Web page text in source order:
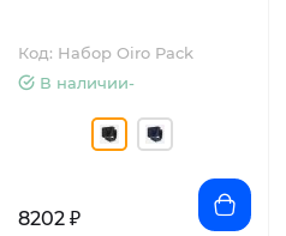
Код: Набор Oiro Pack
В наличии-
8202 ₽